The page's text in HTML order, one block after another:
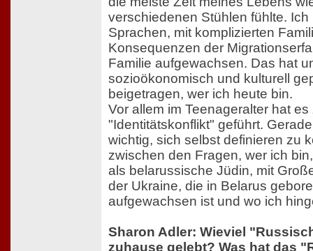
verschiedenen Stühlen fühlte. Ich
Sprachen, mit komplizierten
Konsequenzen der
Familie aufgewachsen. Das hat
sozioökonomisch und kulturell
beigetragen, wer ich heute bin.
Vor allem im Teenageralter hat es
"Identitätskonflikt" geführt.
wichtig, sich selbst definieren zu
zwischen den Fragen, wer ich
als belarussische Jüdin, mit
der Ukraine, die in Belarus
aufgewachsen ist und wo ich
Sharon Adler: Wieviel
zuhause gelebt? Was hat das